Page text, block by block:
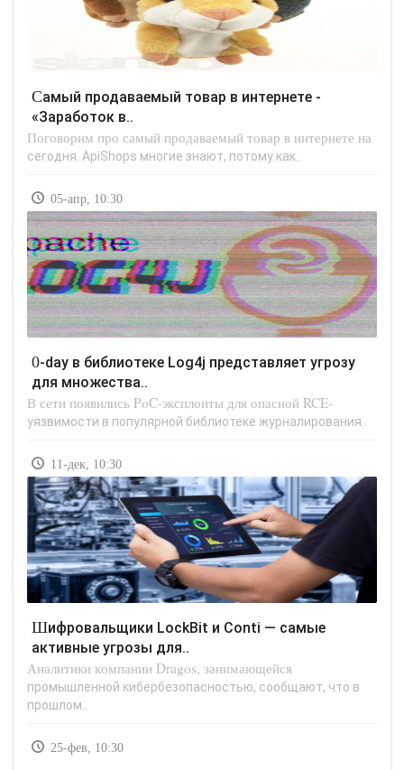
Самый продаваемый товар в интернете -
«Заработок в..
Поговорим про самый продаваемый товар в интернете на
сегодня. ApiShops многие знают, потому как..
05-апр, 10:30
0-day в библиотеке Log4j представляет угрозу
для множества..
В сети появились PoC-эксплоиты для опасной RCE-
уязвимости в популярной библиотеке журналирования..
11-дек, 10:30
Шифровальщики LockBit и Conti — самые
активные угрозы для..
Аналитики компании Dragos, занимающейся
промышленной кибербезопасностью, сообщают, что в
прошлом..
25-фев, 10:30